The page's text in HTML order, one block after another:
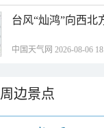
台风“灿鸿”向西北
中国天气网 2026-08-06
周边景点